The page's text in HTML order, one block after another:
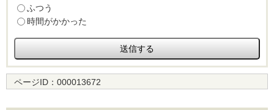
ふつう
時間がかかった
ページID： 000013672